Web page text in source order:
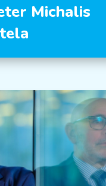
Michalis